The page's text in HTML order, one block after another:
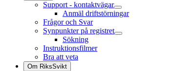
Support - kontaktvägar
Anmäl driftstörningar
Frågor och Svar
Synpunkter på registret
Sökning
Instruktionsfilmer
Bra att veta
Om RiksSvikt